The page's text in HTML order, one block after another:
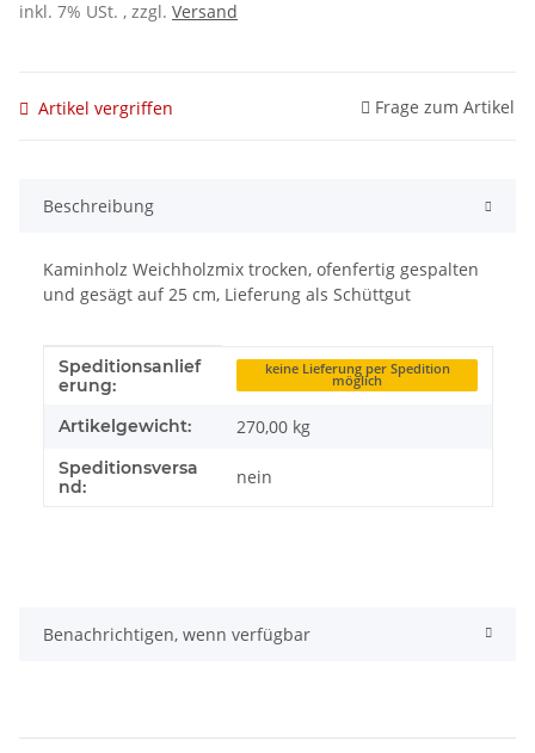
inkl. 7% USt. , zzgl. Versand
Artikel vergriffen Frage zum Artikel
Beschreibung
Kaminholz Weichholzmix trocken, ofenfertig gespalten
und gesägt auf 25 cm, Lieferung als Schüttgut
Produkteigenschaft
Wert
Speditionsanlief
erung:
keine Lieferung per Spedition
möglich
Artikelgewicht: 270,00 kg
Speditionsversa
nd:
nein
Benachrichtigen, wenn verfügbar